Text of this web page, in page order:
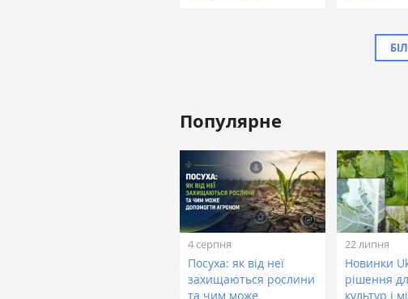
Популярне
4 серпня
Посуха: як від неї
захищаються рослини
та чим може
22 липня
Новинки
рішення
культур і